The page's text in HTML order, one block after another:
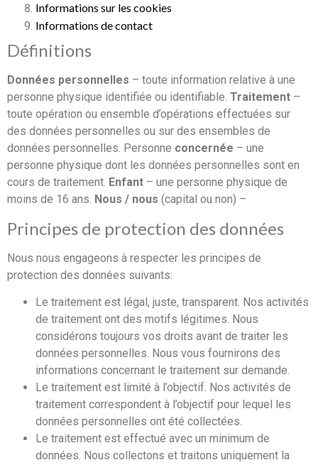
Informations sur les cookies
Informations de contact
Définitions
Données personnelles – toute information relative à une
personne physique identifiée ou identifiable. Traitement –
toute opération ou ensemble d’opérations effectuées sur
des données personnelles ou sur des ensembles de
données personnelles. Personne concernée – une
personne physique dont les données personnelles sont en
cours de traitement. Enfant – une personne physique de
moins de 16 ans. Nous / nous (capital ou non) –
Principes de protection des données
Nous nous engageons à respecter les principes de
protection des données suivants:
Le traitement est légal, juste, transparent. Nos activités
de traitement ont des motifs légitimes. Nous
considérons toujours vos droits avant de traiter les
données personnelles. Nous vous fournirons des
informations concernant le traitement sur demande.
Le traitement est limité à l’objectif. Nos activités de
traitement correspondent à l’objectif pour lequel les
données personnelles ont été collectées.
Le traitement est effectué avec un minimum de
données. Nous collectons et traitons uniquement la